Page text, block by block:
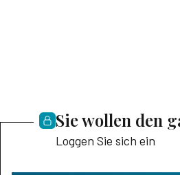
Sie wollen den
Loggen Sie sich ein